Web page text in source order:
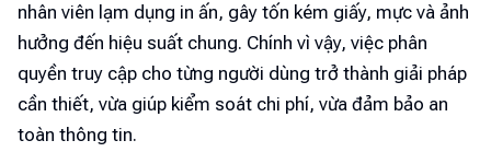
nhân viên lạm dụng in ấn, gây tốn kém giấy, mực và ảnh
hưởng đến hiệu suất chung. Chính vì vậy, việc phân
quyền truy cập cho từng người dùng trở thành giải pháp
cần thiết, vừa giúp kiểm soát chi phí, vừa đảm bảo an
toàn thông tin.